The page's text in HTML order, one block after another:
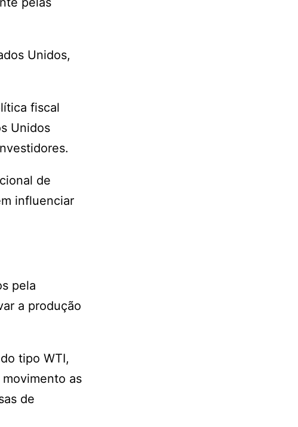
Unidos,
fiscal
Unidos
de
influenciar
pela
a produção
tipo WTI,
as
de